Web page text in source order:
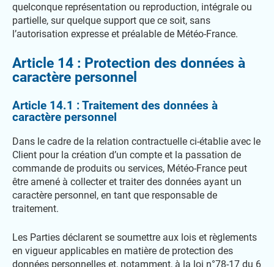
quelconque représentation ou reproduction, intégrale ou
partielle, sur quelque support que ce soit, sans
l’autorisation expresse et préalable de Météo-France.
Article 14 : Protection des données à
caractère personnel
Article 14.1 : Traitement des données à
caractère personnel
Dans le cadre de la relation contractuelle ci-établie avec le
Client pour la création d’un compte et la passation de
commande de produits ou services, Météo-France peut
être amené à collecter et traiter des données ayant un
caractère personnel, en tant que responsable de
traitement.
Les Parties déclarent se soumettre aux lois et règlements
en vigueur applicables en matière de protection des
données personnelles et, notamment, à la loi n°78-17 du 6